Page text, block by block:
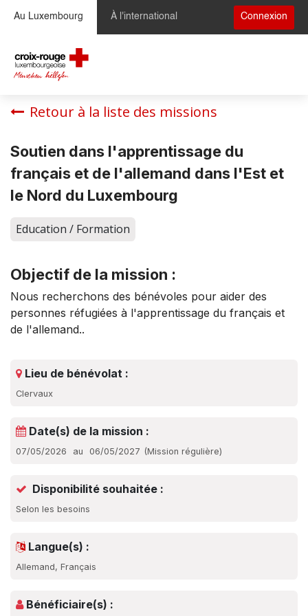
Au Luxembourg À l'international Connexion
Retour à la liste des missions
Soutien dans l'apprentissage du
français et de l'allemand dans l'Est et
le Nord du Luxembourg
Education / Formation
Objectif de la mission :
Nous recherchons des bénévoles pour aider des
personnes réfugiées à l'apprentissage du français et
de l'allemand..
Lieu de bénévolat :
Clervaux
Date(s) de la mission :
07/05/2026 au 06/05/2027 (Mission régulière)
Disponibilité souhaitée :
Selon les besoins
Langue(s) :
Allemand, Français
Bénéficiaire(s) :